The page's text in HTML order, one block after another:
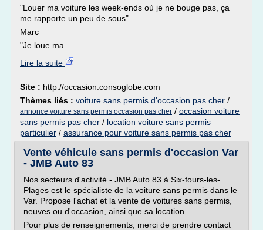
"Louer ma voiture les week-ends où je ne bouge pas, ça
me rapporte un peu de sous"
Marc
"Je loue ma...
Lire la suite
Site : http://occasion.consoglobe.com
Thèmes liés : voiture sans permis d'occasion pas cher /
annonce voiture sans permis occasion pas cher / occasion voiture
sans permis pas cher / location voiture sans permis
particulier / assurance pour voiture sans permis pas cher
Vente véhicule sans permis d'occasion Var
- JMB Auto 83
Nos secteurs d'activité - JMB Auto 83 à Six-fours-les-
Plages est le spécialiste de la voiture sans permis dans le
Var. Propose l'achat et la vente de voitures sans permis,
neuves ou d'occasion, ainsi que sa location.
Pour plus de renseignements, merci de prendre contact